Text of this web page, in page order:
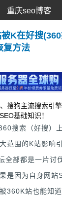
优化
络推广
营销
重庆seo博客
K在好搜
复方法
搜狗主流搜索引
基础知识！
搜索（好搜）
范围的K站影响
全部都是一片讨
是因为自身网站
360K站也能知